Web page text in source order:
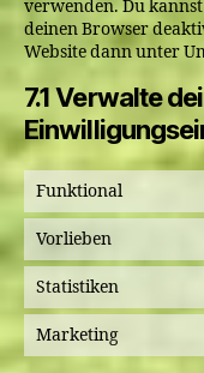
verwenden. Du
deinen Browser
Website dann unter
7.1 Verwalte
Funktional
Vorlieben
Statistiken
Marketing